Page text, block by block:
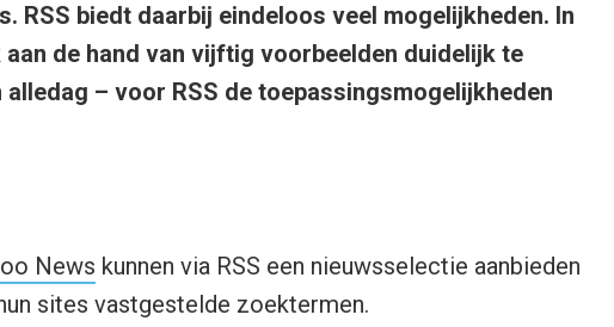
RSS biedt daarbij eindeloos veel mogelijkheden. In
de hand van vijftig voorbeelden duidelijk te
– voor RSS de toepassingsmogelijkheden
News kunnen via RSS een nieuwsselectie aanbieden
sites vastgestelde zoektermen.